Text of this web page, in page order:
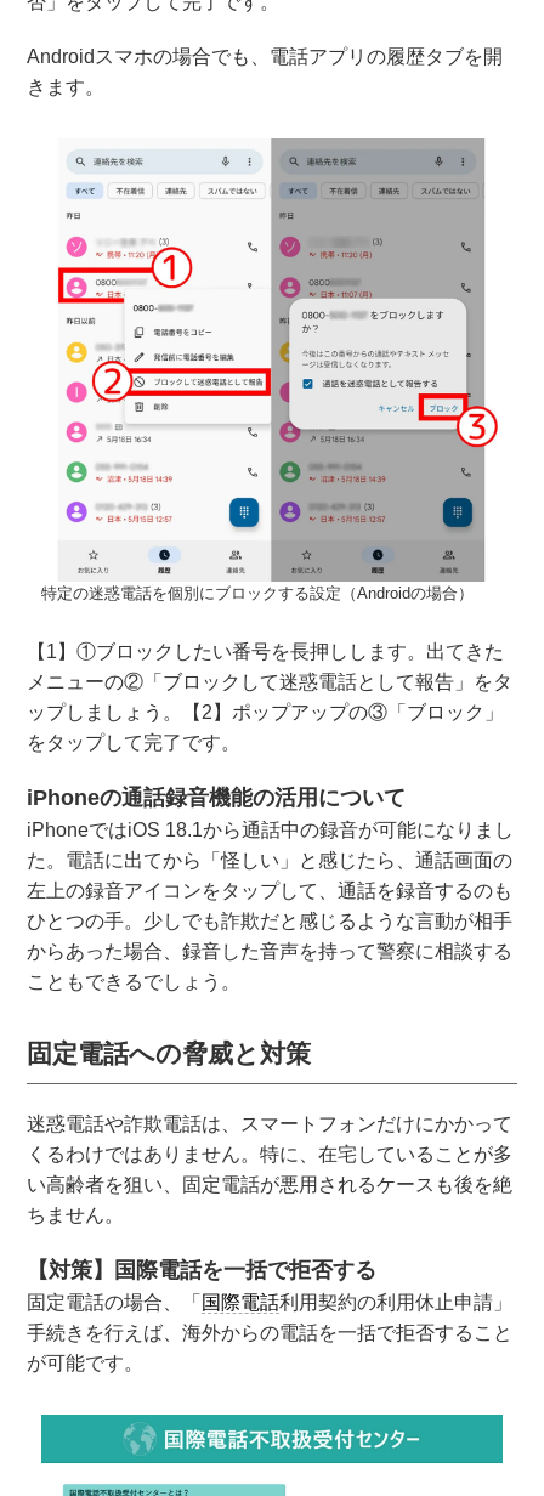
Androidスマホの場合でも、電話アプリの履歴タブを開
きます。
特定の迷惑電話を個別にブロックする設定（Androidの場合）
【1】①ブロックしたい番号を長押しします。出てきた
メニューの②「ブロックして迷惑電話として報告」をタ
ップしましょう。【2】ポップアップの③「ブロック」
をタップして完了です。
iPhoneの通話録音機能の活用について
iPhoneではiOS 18.1から通話中の録音が可能になりまし
た。電話に出てから「怪しい」と感じたら、通話画面の
左上の録音アイコンをタップして、通話を録音するのも
ひとつの手。少しでも詐欺だと感じるような言動が相手
からあった場合、録音した音声を持って警察に相談する
こともできるでしょう。
固定電話への脅威と対策
迷惑電話や詐欺電話は、スマートフォンだけにかかって
くるわけではありません。特に、在宅していることが多
い高齢者を狙い、固定電話が悪用されるケースも後を絶
ちません。
【対策】国際電話を一括で拒否する
固定電話の場合、「 国際電話利用契約の利用休止申請」
手続きを行えば、海外からの電話を一括で拒否すること
が可能です。